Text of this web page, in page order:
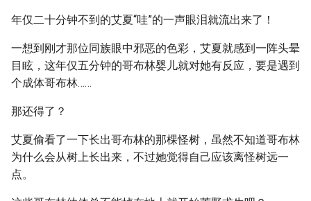
年仅二十分钟不到的艾夏“哇”的一声眼泪就流出来了！
一想到刚才那位同族眼中邪恶的色彩，艾夏就感到一阵头晕
目眩，这年仅五分钟的哥布林婴儿就对她有反应，要是遇到
个成体哥布林……
那还得了？
艾夏偷看了一下长出哥布林的那棵怪树，虽然不知道哥布林
为什么会从树上长出来，不过她觉得自己应该离怪树远一
点。